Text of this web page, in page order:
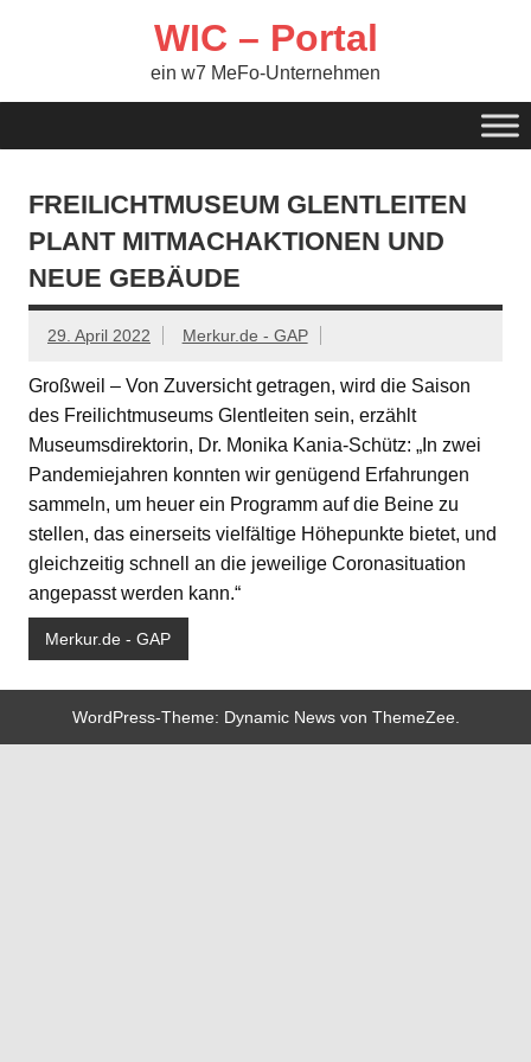
WIC – Portal
ein w7 MeFo-Unternehmen
FREILICHTMUSEUM GLENTLEITEN
PLANT MITMACHAKTIONEN UND
NEUE GEBÄUDE
29. April 2022 Merkur.de - GAP
Großweil – Von Zuversicht getragen, wird die Saison
des Freilichtmuseums Glentleiten sein, erzählt
Museumsdirektorin, Dr. Monika Kania-Schütz: „In zwei
Pandemiejahren konnten wir genügend Erfahrungen
sammeln, um heuer ein Programm auf die Beine zu
stellen, das einerseits vielfältige Höhepunkte bietet, und
gleichzeitig schnell an die jeweilige Coronasituation
angepasst werden kann.“
Merkur.de - GAP
WordPress-Theme: Dynamic News von ThemeZee.